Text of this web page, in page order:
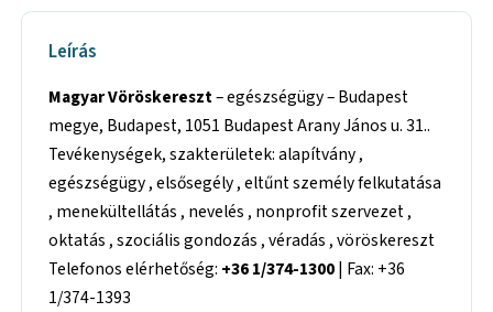
Leírás
Magyar Vöröskereszt– egészségügy – Budapest
megye, Budapest, 1051 Budapest Arany János u. 31..
Tevékenységek, szakterületek: alapítvány ,
egészségügy , elsősegély , eltűnt személy felkutatása
, menekültellátás , nevelés , nonprofit szervezet ,
oktatás , szociális gondozás , véradás , vöröskereszt
Telefonos elérhetőség: +36 1/374-1300| Fax: +36
1/374-1393